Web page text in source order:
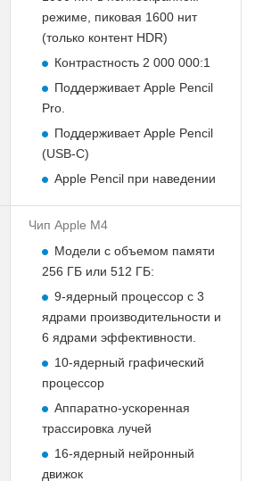
режиме, пиковая 1600 нит
(только контент HDR)
Контрастность 2 000 000:1
Поддерживает Apple Pencil
Pro.
Поддерживает Apple Pencil
(USB‑C)
Apple Pencil при наведении
Чип Apple M4
Модели с объемом памяти
256 ГБ или 512 ГБ:
9-ядерный процессор с 3
ядрами производительности и
6 ядрами эффективности.
10-ядерный графический
процессор
Аппаратно-ускоренная
трассировка лучей
16-ядерный нейронный
движок